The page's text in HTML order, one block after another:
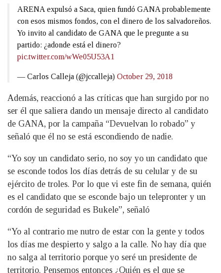
ARENA expulsó a Saca, quien fundó GANA probablemente
con esos mismos fondos, con el dinero de los salvadoreños.
Yo invito al candidato de GANA que le pregunte a su
partido: ¿adonde está el dinero?
pic.twitter.com/wWe05U53A1
— Carlos Calleja (@jccalleja) October 29, 2018
Además, reaccionó a las críticas que han surgido por no
ser él que saliera dando un mensaje directo al candidato
de GANA, por la campaña “Devuelvan lo robado” y
señaló que él no se está escondiendo de nadie.
“Yo soy un candidato serio, no soy yo un candidato que
se esconde todos los días detrás de su celular y de su
ejército de troles. Por lo que vi este fin de semana, quién
es el candidato que se esconde bajo un telepronter y un
cordón de seguridad es Bukele”, señaló
“Yo al contrario me nutro de estar con la gente y todos
los días me despierto y salgo a la calle. No hay día que
no salga al territorio porque yo seré un presidente de
territorio. Pensemos entonces ¿Quién es el que se